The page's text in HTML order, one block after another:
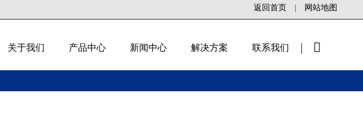
返回首页 | 网站地图
关于我们 产品中心 新闻中心 解决方案 联系我们